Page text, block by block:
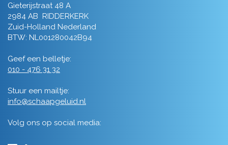
Gieterijstraat 48 A
2984 AB RIDDERKERK
Zuid-Holland Nederland
BTW: NL001280042B94
Geef een belletje:
010 - 476 31 32
Stuur een mailtje:
info@schaapgeluid.nl
Volg ons op social media: